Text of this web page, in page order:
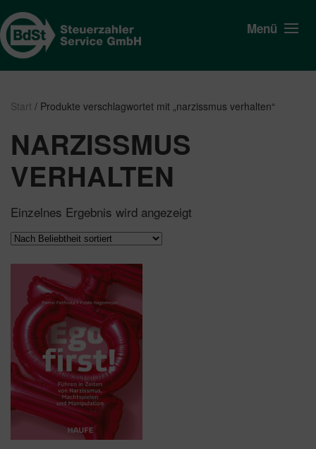
Menü
Start / Produkte verschlagwortet mit „narzissmus verhalten“
NARZISSMUS
VERHALTEN
Einzelnes Ergebnis wird angezeigt